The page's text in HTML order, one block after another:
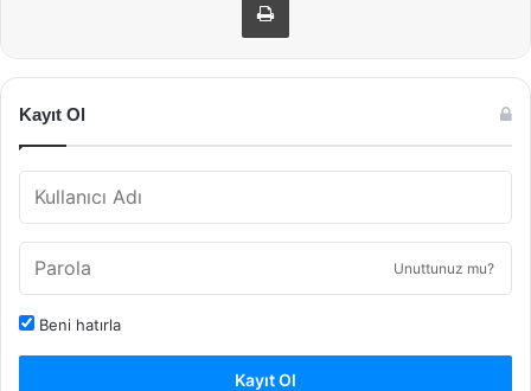
Kayıt Ol
Unuttunuz mu?
Beni hatırla
Kayıt Ol